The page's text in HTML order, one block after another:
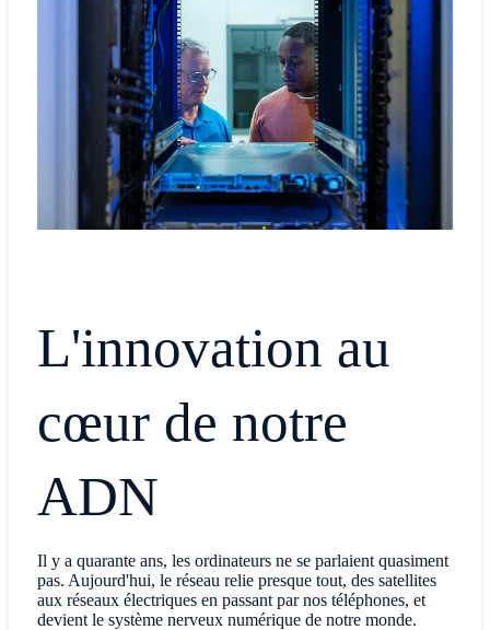
L'innovation au
cœur de notre
ADN
Il y a quarante ans, les ordinateurs ne se parlaient quasiment
pas. Aujourd'hui, le réseau relie presque tout, des satellites
aux réseaux électriques en passant par nos téléphones, et
devient le système nerveux numérique de notre monde.